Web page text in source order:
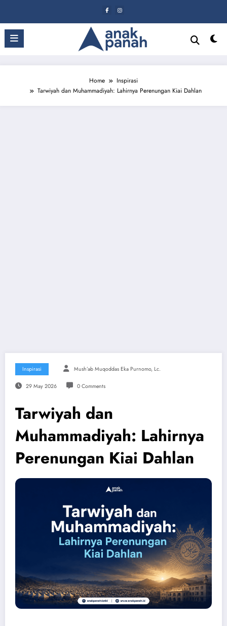
content
Home
Inspirasi
Tarwiyah dan Muhammadiyah: Lahirnya Perenungan Kiai Dahlan
Inspirasi Mush’ab Muqoddas Eka Purnomo, Lc.
29 May 2026 0 Comments
Tarwiyah dan
Muhammadiyah: Lahirnya
Perenungan Kiai Dahlan